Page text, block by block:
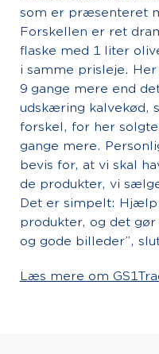
som er præsenteret
Forskellen er ret
flaske med 1 liter
i samme prisleje.
9 gange mere end
udskæring kalvekød,
forskel, for her
gange mere.
bevis for, at vi skal
de produkter, vi
Det er simpelt:
produkter, og det
og gode billeder”,
Læs mere om